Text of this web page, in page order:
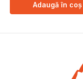
Adaugă în coș